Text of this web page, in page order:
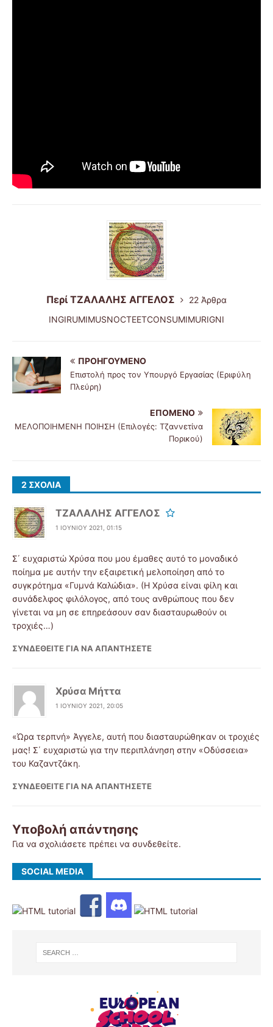
Περί ΤΖΑΛΑΛΗΣ ΑΓΓΕΛΟΣ
22 Άρθρα
INGIRUMIMUSNOCTEETCONSUMIMURIGNI
ΠΡΟΗΓΟΎΜΕΝΟ
Επιστολή προς τον Υπουργό Εργασίας (Εριφύλη
Πλεύρη)
ΕΠΌΜΕΝΟ
ΜΕΛΟΠΟΙΗΜΕΝΗ ΠΟΙΗΣΗ (Επιλογές: Τζαννετίνα
Πορικού)
2 ΣΧΌΛΙΑ
ΤΖΑΛΑΛΗΣ ΑΓΓΕΛΟΣ
1 ΙΟΥΝΊΟΥ 2021, 01:15
Σ΄ ευχαριστώ Χρύσα που μου έμαθες αυτό το μοναδικό
ποίημα με αυτήν την εξαιρετική μελοποίηση από το
συγκρότημα «Γυμνά Καλώδια». (Η Χρύσα είναι φίλη και
συνάδελφος φιλόλογος, από τους ανθρώπους που δεν
γίνεται να μη σε επηρεάσουν σαν διασταυρωθούν οι
τροχιές…)
ΣΥΝΔΕΘΕΊΤΕ ΓΙΑ ΝΑ ΑΠΑΝΤΉΣΕΤΕ
Χρύσα Μήττα
1 ΙΟΥΝΊΟΥ 2021, 20:05
«Ώρα τερπνή» Άγγελε, αυτή που διασταυρώθηκαν οι τροχιές
μας! Σ΄ ευχαριστώ για την περιπλάνηση στην «Οδύσσεια»
του Καζαντζάκη.
ΣΥΝΔΕΘΕΊΤΕ ΓΙΑ ΝΑ ΑΠΑΝΤΉΣΕΤΕ
Υποβολή απάντησης
Για να σχολιάσετε πρέπει να συνδεθείτε.
SOCIAL MEDIA